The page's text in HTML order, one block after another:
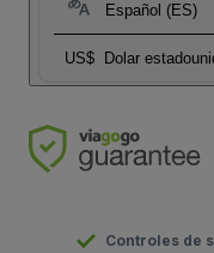
Español (ES)
US$ Dolar
Controles de